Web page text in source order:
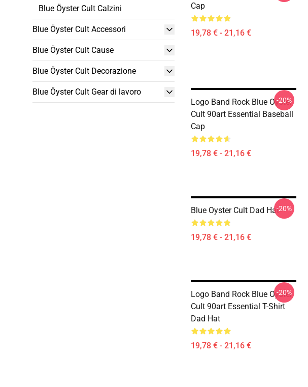
Blue Öyster Cult Calzini
Blue Öyster Cult Accessori
Blue Öyster Cult Cause
Blue Öyster Cult Decorazione
Blue Öyster Cult Gear di lavoro
Cap
19,78 € - 21,16 €
Logo Band Rock Blue Oyster
Cult 90art Essential Baseball
Cap
19,78 € - 21,16 €
-20%
Blue Oyster Cult Dad Hat
19,78 € - 21,16 €
-20%
Logo Band Rock Blue Oyster
Cult 90art Essential T-Shirt
Dad Hat
19,78 € - 21,16 €
-20%